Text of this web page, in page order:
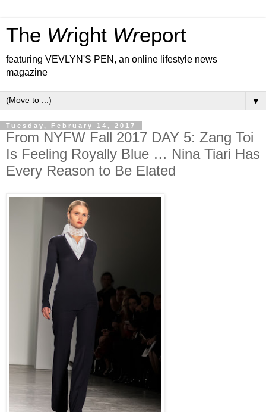
The Wright Wreport
featuring VEVLYN'S PEN, an online lifestyle news
magazine
▼
Tuesday, February 14, 2017
From NYFW Fall 2017 DAY 5: Zang Toi
Is Feeling Royally Blue … Nina Tiari Has
Every Reason to Be Elated